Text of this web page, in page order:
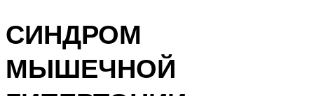
СИНДРОМ
МЫШЕЧНОЙ